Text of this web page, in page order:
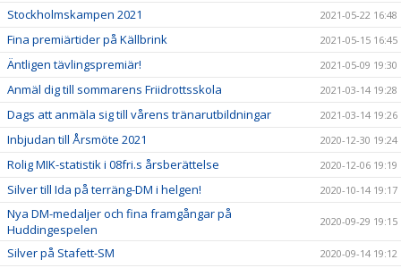
Stockholmskampen 2021 2021-05-22 16:48
Fina premiärtider på Källbrink 2021-05-15 16:45
Äntligen tävlingspremiär! 2021-05-09 19:30
Anmäl dig till sommarens Friidrottsskola 2021-03-14 19:28
Dags att anmäla sig till vårens tränarutbildningar 2021-03-14 19:26
Inbjudan till Årsmöte 2021 2020-12-30 19:24
Rolig MIK-statistik i 08fri.s årsberättelse 2020-12-06 19:19
Silver till Ida på terräng-DM i helgen! 2020-10-14 19:17
Nya DM-medaljer och fina framgångar på
Huddingespelen
2020-09-29 19:15
Silver på Stafett-SM 2020-09-14 19:12